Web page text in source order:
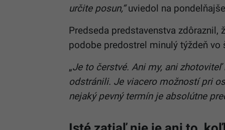
určite posun,“uviedol na
Predseda predstavenstva
podobe predostrel minulý týždeň
„Je to čerstvé. Ani my, ani
odstránili. Je viacero možností pri
nejaký pevný termín je absolútne